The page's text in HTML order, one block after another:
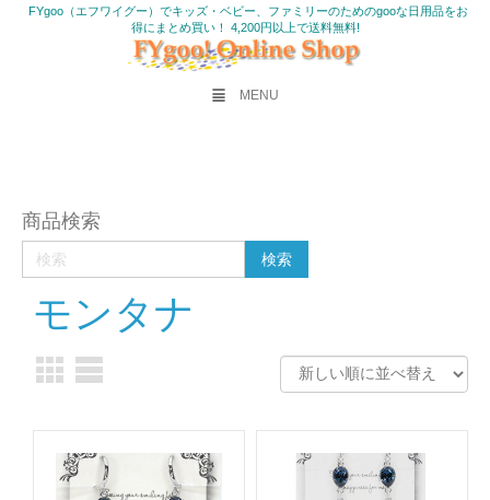
FYgoo（エフワイグー）でキッズ・ベビー、ファミリーのためのgooな日用品をお
得にまとめ買い！ 4,200円以上で送料無料!
MENU
商品検索
モンタナ